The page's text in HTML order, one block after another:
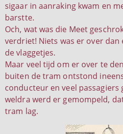
sigaar in aanraking kwam en
barstte.
Och, wat was die Meet
verdriet! Niets was er over dan
de vlaggetjes.
Maar veel tijd om er over te
buiten de tram ontstond
conducteur en veel passagiers
weldra werd er gemompeld,
tram lag.